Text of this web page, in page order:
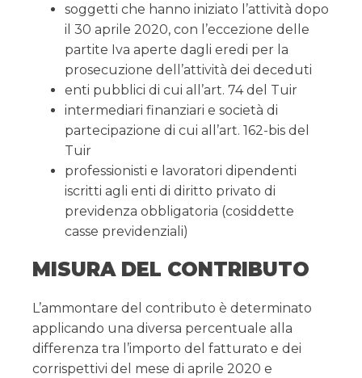
soggetti che hanno iniziato l’attività dopo
il 30 aprile 2020, con l’eccezione delle
partite Iva aperte dagli eredi per la
prosecuzione dell’attività dei deceduti
enti pubblici di cui all’art. 74 del Tuir
intermediari finanziari e società di
partecipazione di cui all’art. 162-bis del
Tuir
professionisti e lavoratori dipendenti
iscritti agli enti di diritto privato di
previdenza obbligatoria (cosiddette
casse previdenziali)
MISURA DEL CONTRIBUTO
L’ammontare del contributo è determinato
applicando una diversa percentuale alla
differenza tra l’importo del fatturato e dei
corrispettivi del mese di aprile 2020 e